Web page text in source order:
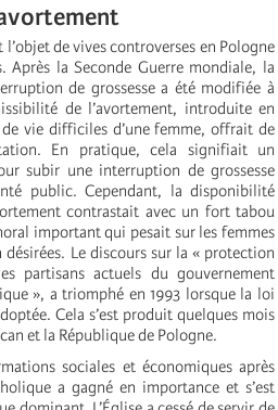
l’objet de vives controverses en Pologne
Après la Seconde Guerre mondiale, la
de grossesse a été modifiée à
de l’avortement, introduite en
vie difficiles d’une femme, offrait de
En pratique, cela signifiait un
subir une interruption de grossesse
public. Cependant, la disponibilité
contrastait avec un fort tabou
important qui pesait sur les femmes
désirées. Le discours sur la « protection
partisans actuels du gouvernement
», a triomphé en 1993 lorsque la loi
Cela s’est produit quelques mois
et la République de Pologne.
sociales et économiques après
a gagné en importance et s’est